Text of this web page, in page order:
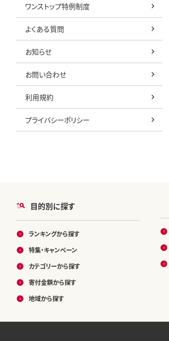
ワンストップ特例制度
よくある質問
お知らせ
お問い合わせ
利用規約
プライバシーポリシー
目的別に探す
ランキングから探す
特集・キャンペーン
カテゴリーから探す
寄付金額から探す
地域から探す